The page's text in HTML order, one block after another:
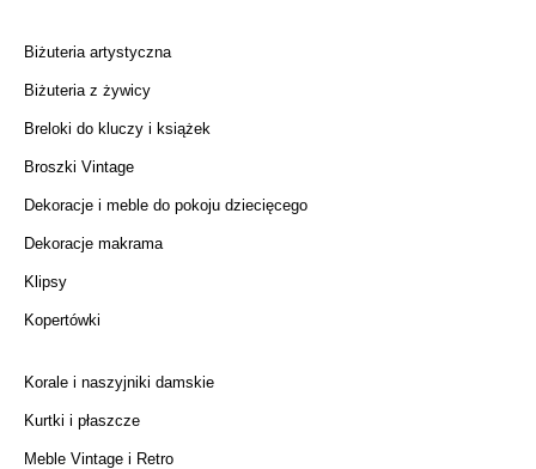
Biżuteria artystyczna
Biżuteria z żywicy
Breloki do kluczy i książek
Broszki Vintage
Dekoracje i meble do pokoju dziecięcego
Dekoracje makrama
Klipsy
Kopertówki
Korale i naszyjniki damskie
Kurtki i płaszcze
Meble Vintage i Retro